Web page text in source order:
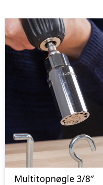
Multitopnøgle 3/8″